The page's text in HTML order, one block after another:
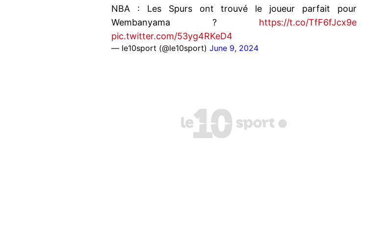
NBA : Les Spurs ont trouvé le joueur parfait pour
Wembanyama ? https://t.co/TfF6fJcx9e
pic.twitter.com/53yg4RKeD4
— le10sport (@le10sport) June 9, 2024